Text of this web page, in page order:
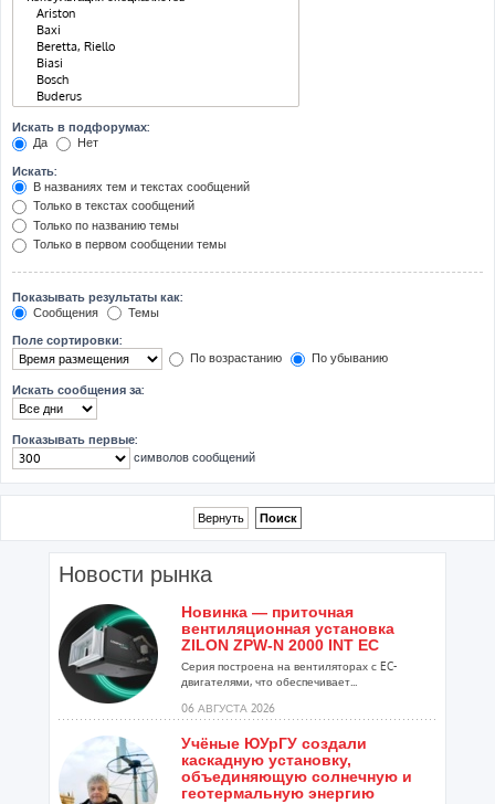
Искать в подфорумах:
Да
Нет
Искать:
В названиях тем и текстах сообщений
Только в текстах сообщений
Только по названию темы
Только в первом сообщении темы
Показывать результаты как:
Сообщения
Темы
Поле сортировки:
По возрастанию
По убыванию
Искать сообщения за:
Показывать первые:
символов сообщений
Новости рынка
Новинка — приточная
вентиляционная установка
ZILON ZPW-N 2000 INT EC
Серия построена на вентиляторах с EC-
двигателями, что обеспечивает...
06 АВГУСТА 2026
Учёные ЮУрГУ создали
каскадную установку,
объединяющую солнечную и
геотермальную энергию